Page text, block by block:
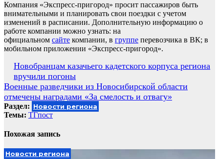
Компания «Экспресс-пригород» просит пассажиров быть
внимательными и планировать свои поездки с учетом
изменений в расписании. Дополнительную информацию о
работе компании можно узнать: на
официальном сайте компании, в группе перевозчика в ВК; в
мобильном приложении «Экспресс-пригород».
Навигация
по
записям
Новобранцам казачьего кадетского корпуса региона
вручили погоны
Военные разведчики из Новосибирской области
отмечены наградами «За смелость и отвагу»
Раздел: Новости региона
Темы: ТГпост
Похожая запись
Новости региона